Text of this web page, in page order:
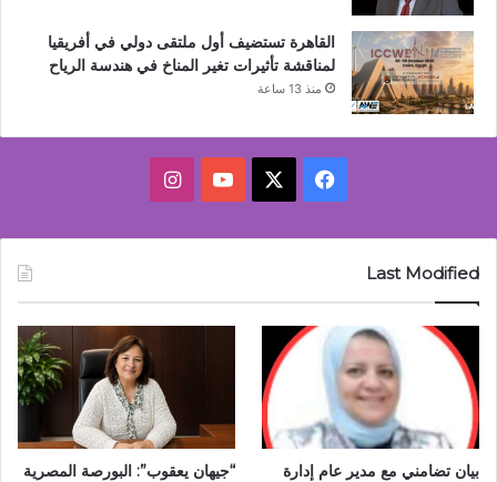
القاهرة تستضيف أول ملتقى دولي في أفريقيا
لمناقشة تأثيرات تغير المناخ في هندسة الرياح
منذ 13 ساعة
فيسبوك ‫YouTubeانستقرام
Last Modified
بيان تضامني مع مدير عام إدارة
“جيهان يعقوب”: البورصة المصرية